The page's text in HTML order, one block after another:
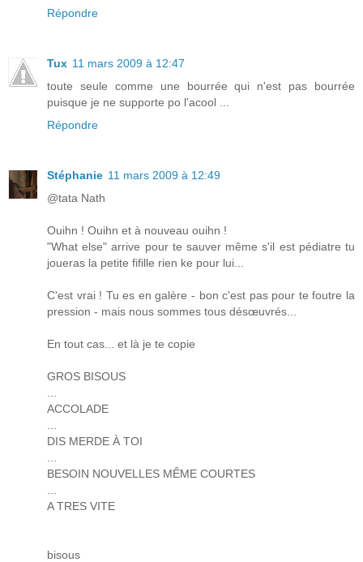
Répondre
Tux 11 mars 2009 à 12:47
toute seule comme une bourrée qui n'est pas bourrée
puisque je ne supporte po l'acool ...
Répondre
Stéphanie 11 mars 2009 à 12:49
@tata Nath
Ouihn ! Ouihn et à nouveau ouihn !
"What else" arrive pour te sauver même s'il est pédiatre tu
joueras la petite fifille rien ke pour lui...
C'est vrai ! Tu es en galère - bon c'est pas pour te foutre la
pression - mais nous sommes tous désœuvrés...
En tout cas... et là je te copie
GROS BISOUS
ACCOLADE
DIS MERDE À TOI
BESOIN NOUVELLES MÊME COURTES
A TRES VITE
bisous